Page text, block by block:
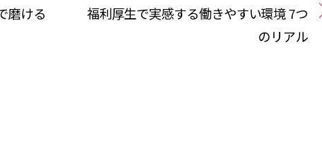
磨ける
福利厚生で実感する働きやすい環境 7つ
のリアル